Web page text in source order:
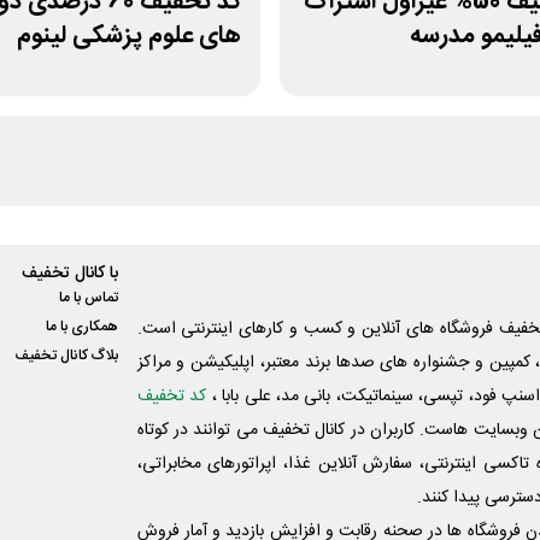
مدرسه
های علوم پزشکی لینوم
فروشگاه های آنلاین و کسب و‌ کارهای اینترنتی است.
و جشنواره های صدها برند معتبر، اپلیکیشن و مراکز
فود، تپسی، سینماتیکت، بانی مد، علی‌ بابا ، کد تخفیف
وبسایت ‌هاست. کاربران در کانال تخفیف می توانند در کوتاه
اینترنتی، سفارش آنلاین غذا، اپراتورهای مخابراتی،
پیدا کنند.
فروشگاه ها در صحنه رقابت و افزایش بازدید و آمار فروش
با کانال تخفیف
تماس با ما
همکاری با ما
بلاگ کانال تخفیف